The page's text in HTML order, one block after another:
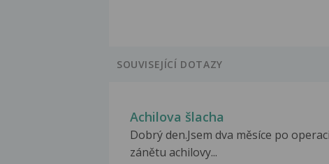
SOUVISEJÍCÍ DOTAZY
Achilova šlacha
Dobrý den.Jsem dva měsíce po operaci
zánětu achilovy...